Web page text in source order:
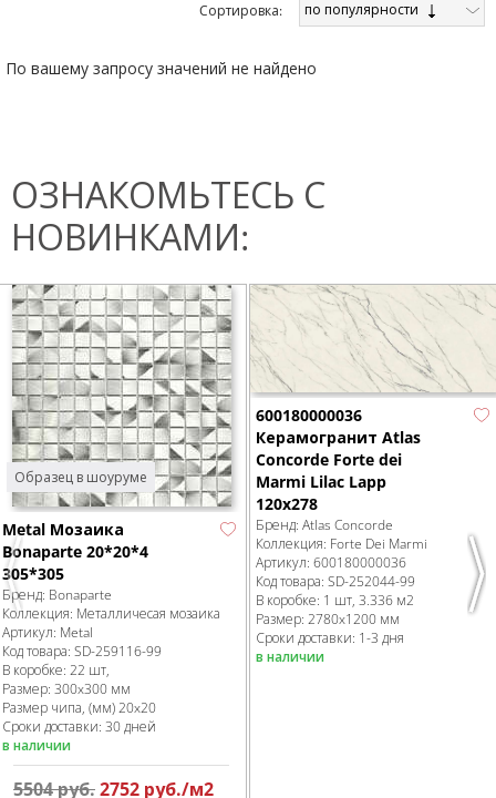
Cортировка: по популярности
По вашему запросу значений не найдено
ОЗНАКОМЬТЕСЬ С
НОВИНКАМИ:
Previous
Образец в шоуруме
Metal Мозаика
Bonaparte 20*20*4
305*305
Бренд: Bonaparte
Коллекция: Металличесая мозаика
Артикул: Metal
Код товара: SD-259116-99
В коробке: 22 шт,
Размер: 300x300 мм
Размер чипа, (мм)20x20
Сроки доставки: 30 дней
в наличии
5504руб.2752 руб./м2
600180000036
Керамогранит Atlas
Concorde Forte dei
Marmi Lilac Lapp
120x278
Бренд: Atlas Concorde
Коллекция: Forte Dei Marmi
Артикул: 600180000036
Код товара: SD-252044-99
В коробке: 1 шт, 3.336 м2
Размер: 2780x1200 мм
Сроки доставки: 1-3 дня
в наличии